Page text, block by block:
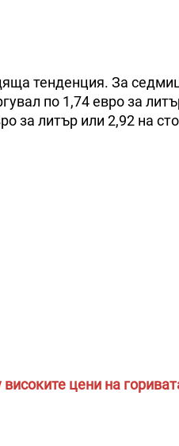
тенденция. За
по 1,74 евро за
за литър или 2,92 на
цени на